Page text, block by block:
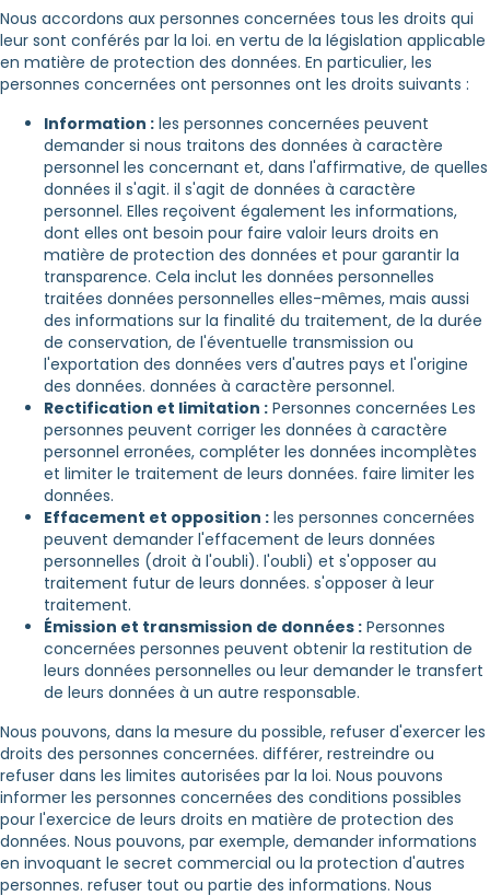
Nous accordons aux personnes concernées tous les droits qui
leur sont conférés par la loi. en vertu de la législation applicable
en matière de protection des données. En particulier, les
personnes concernées ont personnes ont les droits suivants :
Information : les personnes concernées peuvent
demander si nous traitons des données à caractère
personnel les concernant et, dans l'affirmative, de quelles
données il s'agit. il s'agit de données à caractère
personnel. Elles reçoivent également les informations,
dont elles ont besoin pour faire valoir leurs droits en
matière de protection des données et pour garantir la
transparence. Cela inclut les données personnelles
traitées données personnelles elles-mêmes, mais aussi
des informations sur la finalité du traitement, de la durée
de conservation, de l'éventuelle transmission ou
l'exportation des données vers d'autres pays et l'origine
des données. données à caractère personnel.
Rectification et limitation : Personnes concernées Les
personnes peuvent corriger les données à caractère
personnel erronées, compléter les données incomplètes
et limiter le traitement de leurs données. faire limiter les
données.
Effacement et opposition : les personnes concernées
peuvent demander l'effacement de leurs données
personnelles (droit à l'oubli). l'oubli) et s'opposer au
traitement futur de leurs données. s'opposer à leur
traitement.
Émission et transmission de données : Personnes
concernées personnes peuvent obtenir la restitution de
leurs données personnelles ou leur demander le transfert
de leurs données à un autre responsable.
Nous pouvons, dans la mesure du possible, refuser d'exercer les
droits des personnes concernées. différer, restreindre ou
refuser dans les limites autorisées par la loi. Nous pouvons
informer les personnes concernées des conditions possibles
pour l'exercice de leurs droits en matière de protection des
données. Nous pouvons, par exemple, demander informations
en invoquant le secret commercial ou la protection d'autres
personnes. refuser tout ou partie des informations. Nous